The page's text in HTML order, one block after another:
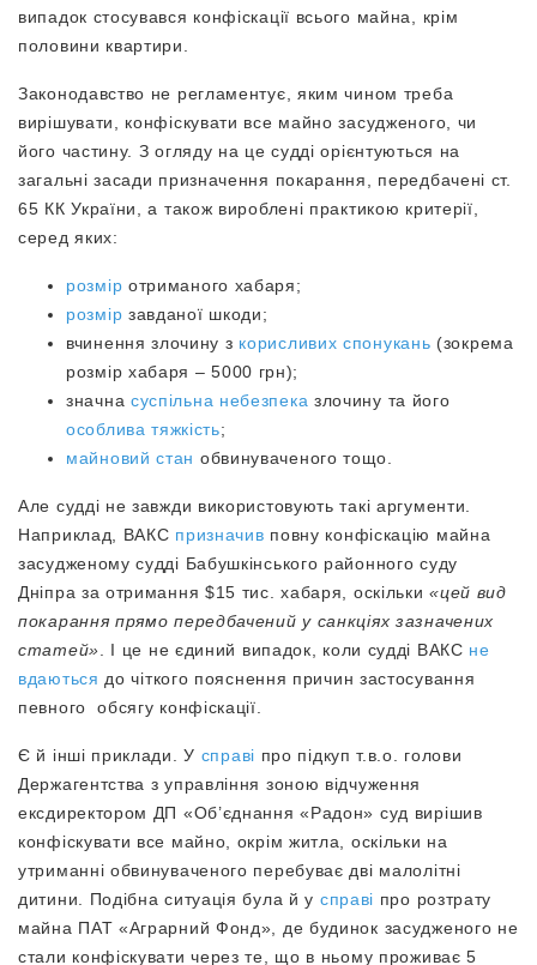
випадок стосувався конфіскації всього майна, крім
половини квартири.
Законодавство не регламентує, яким чином треба
вирішувати, конфіскувати все майно засудженого, чи
його частину. З огляду на це судді орієнтуються на
загальні засади призначення покарання, передбачені ст.
65 КК України, а також вироблені практикою критерії,
серед яких:
розмір отриманого хабаря;
розмір завданої шкоди;
вчинення злочину з корисливих спонукань (зокрема
розмір хабаря – 5000 грн);
значна суспільна небезпека злочину та його
особлива тяжкість;
майновий стан обвинуваченого тощо.
Але судді не завжди використовують такі аргументи.
Наприклад, ВАКС призначив повну конфіскацію майна
засудженому судді Бабушкінського районного суду
Дніпра за отримання $15 тис. хабаря, оскільки«цей вид
покарання прямо передбачений у санкціях зазначених
статей» . І це не єдиний випадок, коли судді ВАКС не
вдаються до чіткого пояснення причин застосування
певного обсягу конфіскації.
Є й інші приклади. У справі про підкуп т.в.о. голови
Держагентства з управління зоною відчуження
ексдиректором ДП «Об’єднання «Радон» суд вирішив
конфіскувати все майно, окрім житла, оскільки на
утриманні обвинуваченого перебуває дві малолітні
дитини. Подібна ситуація була й у справі про розтрату
майна ПАТ «Аграрний Фонд», де будинок засудженого не
стали конфіскувати через те, що в ньому проживає 5